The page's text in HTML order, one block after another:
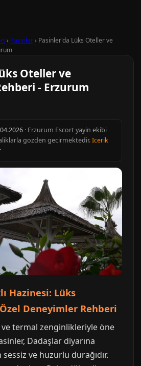
› Pasinler› Pasinler'da Lüks Oteller ve
Oteller ve
- Erzurum
· Erzurum Escort yayin ekibi
gozden gecirmektedir.Icerik
Hazinesi: Lüks
Deneyimler Rehberi
termal zenginlikleriyle öne
Dadaşlar diyarına
ve huzurlu durağıdır.